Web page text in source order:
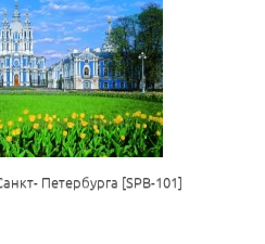
Петербурга [SPB-101]